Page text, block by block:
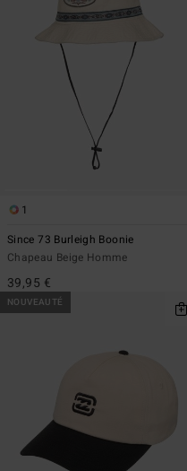
1
Since 73 Burleigh Boonie
Chapeau Beige Homme
39,95 €
NOUVEAUTÉ